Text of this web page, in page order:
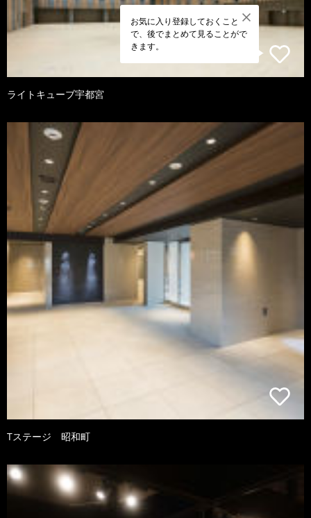
お気に入り登録しておくこと
で、後でまとめて見ることがで
きます。
ライトキューブ宇都宮
Tステージ 昭和町